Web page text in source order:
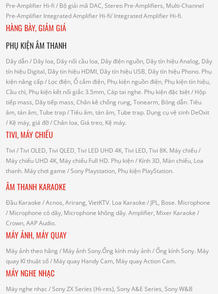
Pre-Amplifier Hi-fi / Bộ giải mã DAC, Stereo Pre-Amplifiers, Multi-Channel
Pre-Amplifier Integrated Amplifier Hi-fi/ Integrated Amplifier Hi-fi.
HÀNG BÀY, GIẢM GIÁ
PHỤ KIỆN ÂM THANH
Dây dẫn/ Dây loa, Dây nối cầu loa, Dây điện nguồn, Dây tín hiệu Analog, Dây
tín hiệu Digital, Dây tín hiệu HDMI, Dây tín hiệu USB, Dây tín hiệu Phono. Phụ
kiện nâng cấp/ Lọc điện, Ổ cắm điện, Phụ kiện nguồn điện, Phụ kiện tín hiệu,
Cầu chì, Phụ kiện kết nối giắc 3.5mm, Cáp tai nghe. Phụ kiện đặc biệt/ Hộp
tiếp mass, Dây tiếp mass, Chân kê chống rung, Tonearm, Bóng dẫn. Tiêu
âm, tán âm, Tube trap/ Tiêu âm, tán âm, Tube trap. Dụng cụ vệ sinh DeOxit
/ Kệ máy, giá đỡ/ Chân loa, Giá treo, Kệ máy.
TIVI, MÁY CHIẾU
Tivi / Tivi OLED, Tivi QLED, Tivi LED UHD 4K, Tivi LED, Tivi 8K. Máy chiếu/
Máy chiếu UHD 4K, Máy chiếu Full HD. Phụ kiện/ Kính 3D, Màn chiếu, Loa
thanh. Máy chơi game / Sony Playstation, Phụ kiện PlayStation.
ÂM THANH KARAOKE
Đầu Karaoke / Acnos, Arirang, VietKTV. Loa Karaoke / JPL, Bose. Microphone
/ Microphone có dây, Microphone không dây. Amplifier, Mixer Karaoke /
Crown, AAP Audio.
MÁY ẢNH, MÁY QUAY
Máy ảnh theo hãng / Máy ảnh Sony.Ống kính máy ảnh / Ống kính Sony. Máy
quay Kĩ thuật số/ Máy quay Handy Cam, Máy quay Action Cam.
MÁY NGHE NHẠC
Máy nghe nhạc / Sony ZX Series (Hi-res), Sony A&E Series, Sony W&B